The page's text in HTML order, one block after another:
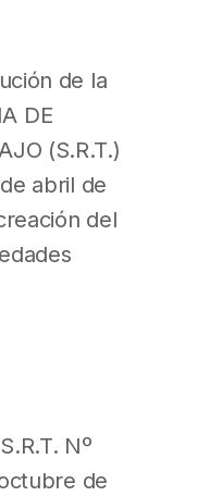
de la
DE
(S.R.T.)
abril de
del
Nº
de